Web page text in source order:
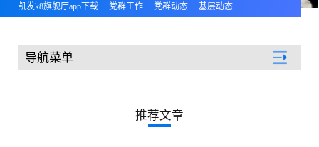
凯发k8旗舰厅app下载 党群工作 党群动态 基层动态
导航菜单
推荐文章